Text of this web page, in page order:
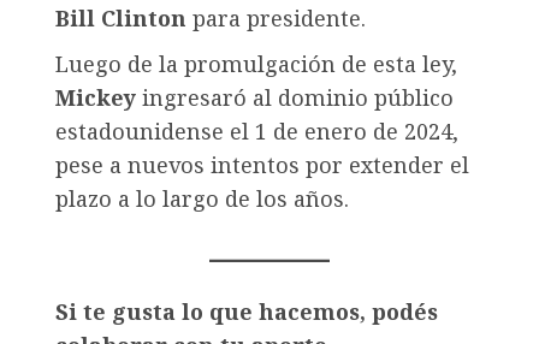
Bill Clinton para presidente.
Luego de la promulgación de esta ley,
Mickey ingresaró al dominio público
estadounidense el 1 de enero de 2024,
pese a nuevos intentos por extender el
plazo a lo largo de los años.
Si te gusta lo que hacemos, podés